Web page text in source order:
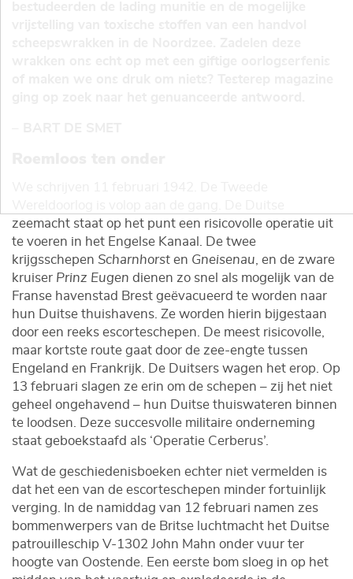
zeemacht staat op het punt een risicovolle operatie uit
te voeren in het Engelse Kanaal. De twee
krijgsschepen Scharnhorst en Gneisenau , en de zware
kruiser Prinz Eugen dienen zo snel als mogelijk van de
Franse havenstad Brest geëvacueerd te worden naar
hun Duitse thuishavens. Ze worden hierin bijgestaan
door een reeks escorteschepen. De meest risicovolle,
maar kortste route gaat door de zee-engte tussen
Engeland en Frankrijk. De Duitsers wagen het erop. Op
13 februari slagen ze erin om de schepen – zij het niet
geheel ongehavend – hun Duitse thuiswateren binnen
te loodsen. Deze succesvolle militaire onderneming
staat geboekstaafd als ‘Operatie Cerberus’.
Wat de geschiedenisboeken echter niet vermelden is
dat het een van de escorteschepen minder fortuinlijk
verging. In de namiddag van 12 februari namen zes
bommenwerpers van de Britse luchtmacht het Duitse
patrouilleschip V-1302 John Mahn onder vuur ter
hoogte van Oostende. Een eerste bom sloeg in op het